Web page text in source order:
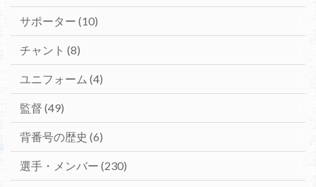
サポーター (10)
チャント (8)
ユニフォーム (4)
監督 (49)
背番号の歴史 (6)
選手・メンバー (230)